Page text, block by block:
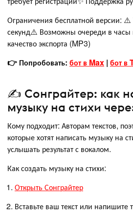
Ограничения бесплатной версии:
секунд⚠️ Возможны очереди в
качество экспорта (MP3)
👉 Попробовать: бот в Max | бот в
✍️ Сонграйтер: как
музыку на стихи
Кому подходит: Авторам текстов,
которые хотят написать музыку на
услышать результат с вокалом.
Как создать музыку на стихи:
Открыть Сонграйтер
Вставьте ваш текст или напишите